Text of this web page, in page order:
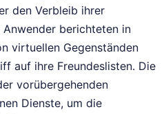
den Verbleib ihrer
berichteten in
virtuellen Gegenständen
auf ihre Freundeslisten. Die
vorübergehenden
Dienste, um die